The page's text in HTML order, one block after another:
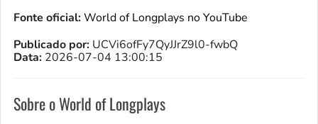
Fonte oficial:World of Longplays no YouTube
Publicado por: UCVi6ofFy7QyJJrZ9l0-fwbQ
Data: 2026-07-04 13:00:15
Sobre o World of Longplays